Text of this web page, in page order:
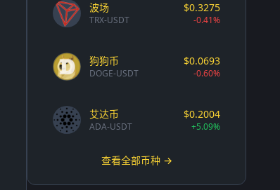
波场
TRX-USDT
$0.3275
-0.41%
狗狗币
DOGE-USDT
$0.0693
-0.60%
艾达币
ADA-USDT
$0.2004
+5.09%
查看全部币种 →